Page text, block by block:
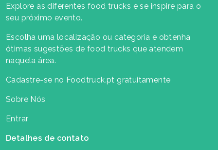
Explore as diferentes food trucks e se inspire para o
seu próximo evento.
Escolha uma localização ou categoria e obtenha
ótimas sugestões de food trucks que atendem
naquela área.
Cadastre-se no Foodtruck.pt gratuitamente
Sobre Nós
Entrar
Detalhes de contato